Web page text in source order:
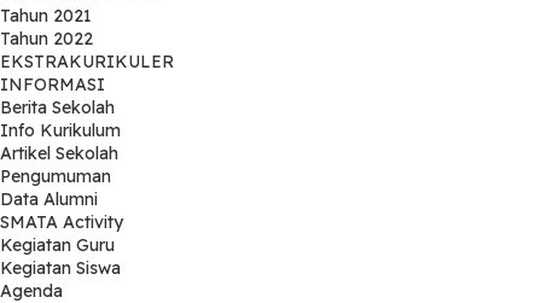
Tahun 2021
Tahun 2022
EKSTRAKURIKULER
INFORMASI
Berita Sekolah
Info Kurikulum
Artikel Sekolah
Pengumuman
Data Alumni
SMATA Activity
Kegiatan Guru
Kegiatan Siswa
Agenda